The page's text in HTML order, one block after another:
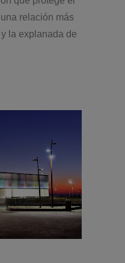
relación más
la explanada de